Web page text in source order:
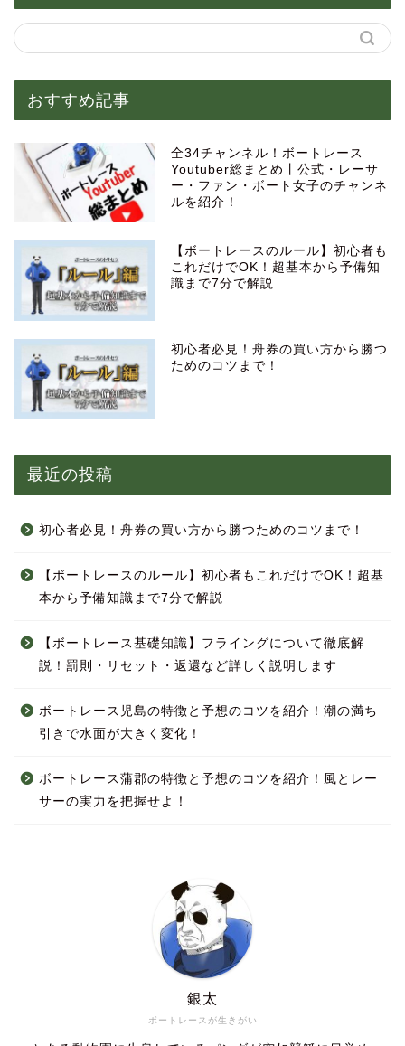
おすすめ記事
全34チャンネル！ボートレース
Youtuber総まとめ丨公式・レーサ
ー・ファン・ボート女子のチャンネ
ルを紹介！
【ボートレースのルール】初心者も
これだけでOK！超基本から予備知
識まで7分で解説
初心者必見！舟券の買い方から勝つ
ためのコツまで！
最近の投稿
初心者必見！舟券の買い方から勝つためのコツまで！
【ボートレースのルール】初心者もこれだけでOK！超基
本から予備知識まで7分で解説
【ボートレース基礎知識】フライングについて徹底解
説！罰則・リセット・返還など詳しく説明します
ボートレース児島の特徴と予想のコツを紹介！潮の満ち
引きで水面が大きく変化！
ボートレース蒲郡の特徴と予想のコツを紹介！風とレー
サーの実力を把握せよ！
ボートレースが生きがい
銀太